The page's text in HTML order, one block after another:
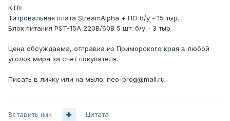
КТВ:
Титровальная плата StreamAlpha + ПО б/у - 15 тыр.
Блок питания PST-15А 220В/60В 5 шт. б/у - 3 тыр.
Цена обсуждаема, отправка из Приморского края в любой
уголок мира за счет покупателя.
Писать в личку или на мыло: neo-prog@mail.ru
Вставить ник Цитата